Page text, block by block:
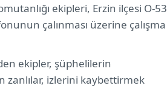
ekipleri, Erzin ilçesi O-53
çalınması üzerine çalışma
ekipler, şüphelilerin
zanlılar, izlerini kaybettirmek